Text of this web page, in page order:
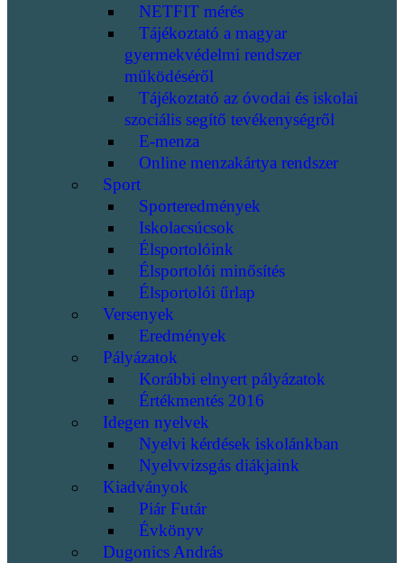
NETFIT mérés
Tájékoztató a magyar
gyermekvédelmi rendszer
működéséről
Tájékoztató az óvodai és iskolai
szociális segítő tevékenységről
E-menza
Online menzakártya rendszer
Sport
Sporteredmények
Iskolacsúcsok
Élsportolóink
Élsportolói minősítés
Élsportolói űrlap
Versenyek
Eredmények
Pályázatok
Korábbi elnyert pályázatok
Értékmentés 2016
Idegen nyelvek
Nyelvi kérdések iskolánkban
Nyelvvizsgás diákjaink
Kiadványok
Piár Futár
Évkönyv
Dugonics András